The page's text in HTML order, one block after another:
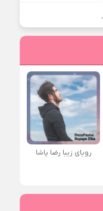
رویای زیبا رضا پاشا